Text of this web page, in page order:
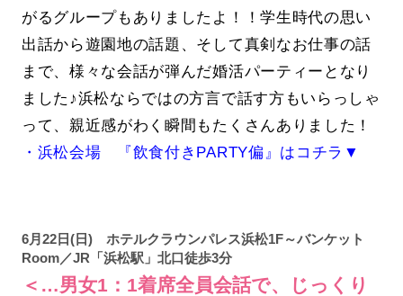
がるグループもありましたよ！！学生時代の思い
出話から遊園地の話題、そして真剣なお仕事の話
まで、様々な会話が弾んだ婚活パーティーとなり
ました♪浜松ならではの方言で話す方もいらっしゃ
って、親近感がわく瞬間もたくさんありました！
・浜松会場 『飲食付きPARTY偏』はコチラ▼
6月22日(日) ホテルクラウンパレス浜松1F～バンケット
Room／JR「浜松駅」北口徒歩3分
＜…男女1：1着席全員会話で、じっくり